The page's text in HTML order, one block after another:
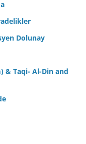
Dolunay
& Taqi- Al-Din and